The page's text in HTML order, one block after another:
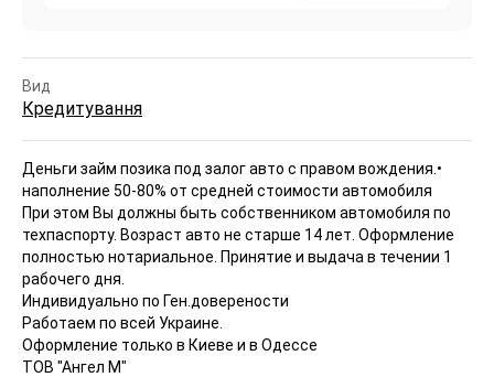
Вид
Кредитування
Деньги займ позика под залог авто с правом вождения. •
наполнение 50-80% от средней стоимости автомобиля
При этом Вы должны быть собственником автомобиля по
техпаспорту. Возраст авто не старше 14 лет. Оформление
полностью нотариальное. Принятие и выдача в течении 1
рабочего дня.
Индивидуально по Ген.доверености
Работаем по всей Украине.
Оформление только в Киеве и в Одессе
ТОВ "Ангел М"